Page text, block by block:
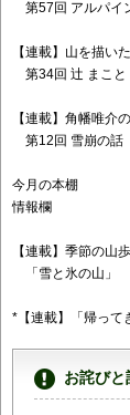
第57回 アルパイ
【連載】山を描い
第34回 辻 まこと
【連載】角幡唯介
第12回 雪崩の話
今月の本棚
情報欄
【連載】季節の山
「雪と氷の山」
*【連載】「帰って
お詫びと